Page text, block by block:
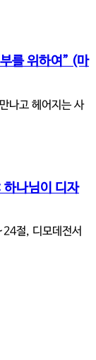
를 위하여” (마
나고 헤어지는 사
나님이 디자
절, 디모데전서